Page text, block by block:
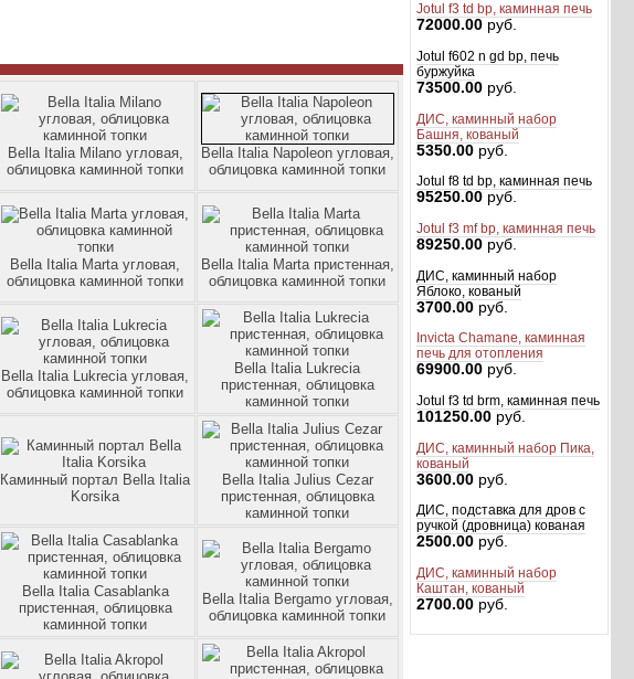
Bella Italia Milano угловая,
облицовка каминной топки
Bella Italia Napoleon угловая,
облицовка каминной топки
Bella Italia Marta угловая,
облицовка каминной топки
Bella Italia Marta пристенная,
облицовка каминной топки
Bella Italia Lukrecia угловая,
облицовка каминной топки
Bella Italia Lukrecia
пристенная, облицовка
каминной топки
Каминный портал Bella Italia
Korsika
Bella Italia Julius Cezar
пристенная, облицовка
каминной топки
Bella Italia Casablanka
пристенная, облицовка
каминной топки
Bella Italia Bergamo угловая,
облицовка каминной топки
Jotul f3 td bp, каминная печь
72000.00руб.
Jotul f602 n gd bp, печь
буржуйка
73500.00руб.
ДИС, каминный набор
Башня, кованый
5350.00руб.
Jotul f8 td bp, каминная печь
95250.00руб.
Jotul f3 mf bp, каминная печь
89250.00руб.
ДИС, каминный набор
Яблоко, кованый
3700.00руб.
Invicta Chamane, каминная
печь для отопления
69900.00руб.
Jotul f3 td brm, каминная печь
101250.00руб.
ДИС, каминный набор Пика,
кованый
3600.00руб.
ДИС, подставка для дров с
ручкой (дровница) кованая
2500.00руб.
ДИС, каминный набор
Каштан, кованый
2700.00руб.